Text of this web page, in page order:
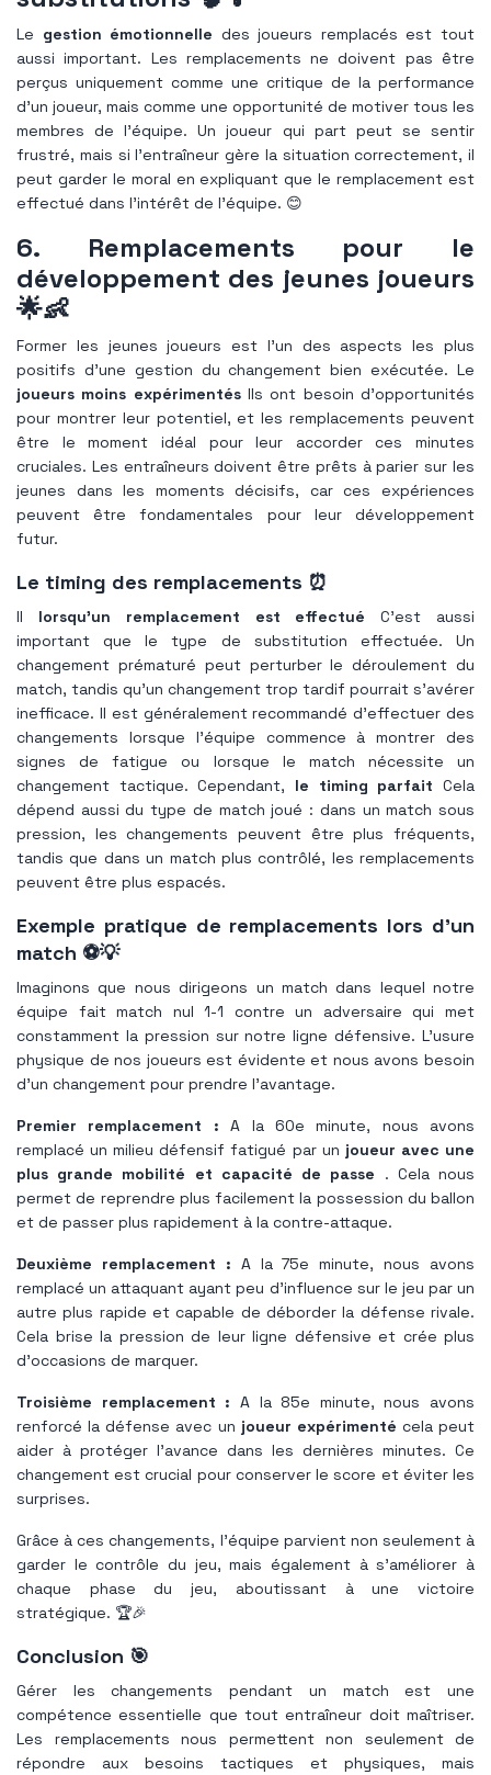
Le gestion émotionnelle des joueurs remplacés est tout
aussi important. Les remplacements ne doivent pas être
perçus uniquement comme une critique de la performance
d'un joueur, mais comme une opportunité de motiver tous les
membres de l'équipe. Un joueur qui part peut se sentir
frustré, mais si l'entraîneur gère la situation correctement, il
peut garder le moral en expliquant que le remplacement est
effectué dans l'intérêt de l'équipe. 😊
6. Remplacements pour le
développement des jeunes joueurs
🌟👶
Former les jeunes joueurs est l’un des aspects les plus
positifs d’une gestion du changement bien exécutée. Le
joueurs moins expérimentésIls ont besoin d’opportunités
pour montrer leur potentiel, et les remplacements peuvent
être le moment idéal pour leur accorder ces minutes
cruciales. Les entraîneurs doivent être prêts à parier sur les
jeunes dans les moments décisifs, car ces expériences
peuvent être fondamentales pour leur développement
futur.
Le timing des remplacements ⏰
Il lorsqu'un remplacement est effectué C’est aussi
important que le type de substitution effectuée. Un
changement prématuré peut perturber le déroulement du
match, tandis qu'un changement trop tardif pourrait s'avérer
inefficace. Il est généralement recommandé d'effectuer des
changements lorsque l'équipe commence à montrer des
signes de fatigue ou lorsque le match nécessite un
changement tactique. Cependant, le timing parfait Cela
dépend aussi du type de match joué : dans un match sous
pression, les changements peuvent être plus fréquents,
tandis que dans un match plus contrôlé, les remplacements
peuvent être plus espacés.
Exemple pratique de remplacements lors d'un
match ⚽️💡
Imaginons que nous dirigeons un match dans lequel notre
équipe fait match nul 1-1 contre un adversaire qui met
constamment la pression sur notre ligne défensive. L'usure
physique de nos joueurs est évidente et nous avons besoin
d'un changement pour prendre l'avantage.
Premier remplacement : A la 60e minute, nous avons
remplacé un milieu défensif fatigué par un joueur avec une
plus grande mobilité et capacité de passe . Cela nous
permet de reprendre plus facilement la possession du ballon
et de passer plus rapidement à la contre-attaque.
Deuxième remplacement : A la 75e minute, nous avons
remplacé un attaquant ayant peu d'influence sur le jeu par un
autre plus rapide et capable de déborder la défense rivale.
Cela brise la pression de leur ligne défensive et crée plus
d'occasions de marquer.
Troisième remplacement : A la 85e minute, nous avons
renforcé la défense avec un joueur expérimenté cela peut
aider à protéger l’avance dans les dernières minutes. Ce
changement est crucial pour conserver le score et éviter les
surprises.
Grâce à ces changements, l'équipe parvient non seulement à
garder le contrôle du jeu, mais également à s'améliorer à
chaque phase du jeu, aboutissant à une victoire
stratégique. 🏆🎉
Conclusion 🎯
Gérer les changements pendant un match est une
compétence essentielle que tout entraîneur doit maîtriser.
Les remplacements nous permettent non seulement de
répondre aux besoins tactiques et physiques, mais